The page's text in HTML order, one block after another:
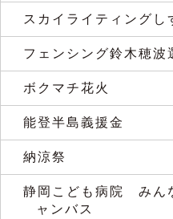
スカイライティングし
フェンシング鈴木穂波
ボクマチ花火
能登半島義援金
納涼祭
静岡こども病院 みん
ャンバス